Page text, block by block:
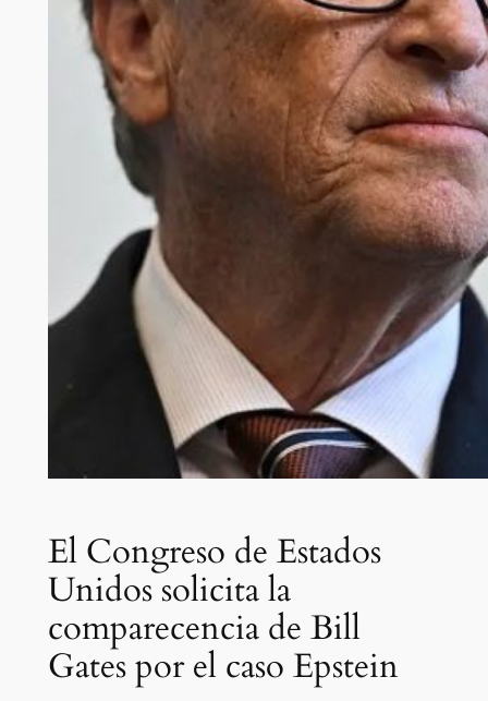
El Congreso de Estados
Unidos solicita la
comparecencia de Bill
Gates por el caso Epstein